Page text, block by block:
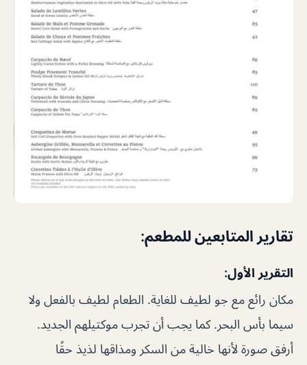
تقارير المتابعين للمطعم:
التقرير الأول:
مكان رائع مع جو لطيف للغاية. الطعام لطيف بالفعل ولا
سيما بأس البحر. كما يجب أن تجرب موكتيلهم الجديد.
أرفق صورة لأنها خالية من السكر ومذاقها لذيذ حقًا